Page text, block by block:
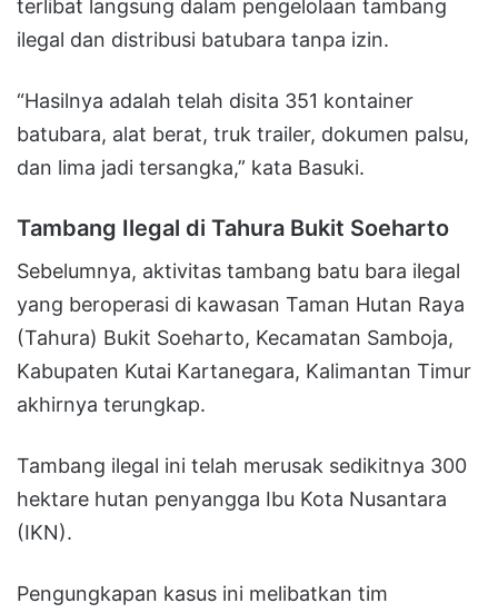
terlibat langsung dalam pengelolaan tambang
ilegal dan distribusi batubara tanpa izin.
“Hasilnya adalah telah disita 351 kontainer
batubara, alat berat, truk trailer, dokumen palsu,
dan lima jadi tersangka,” kata Basuki.
Tambang Ilegal di Tahura Bukit Soeharto
Sebelumnya, aktivitas tambang batu bara ilegal
yang beroperasi di kawasan Taman Hutan Raya
(Tahura) Bukit Soeharto, Kecamatan Samboja,
Kabupaten Kutai Kartanegara, Kalimantan Timur
akhirnya terungkap.
Tambang ilegal ini telah merusak sedikitnya 300
hektare hutan penyangga Ibu Kota Nusantara
(IKN).
Pengungkapan kasus ini melibatkan tim